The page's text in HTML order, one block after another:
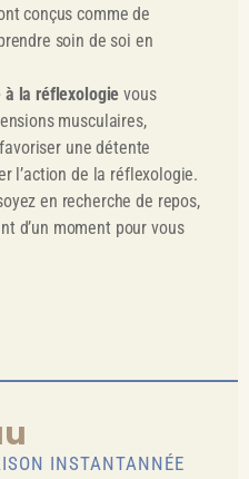
conçus comme de
soin de soi en
à la réflexologie vous
musculaires,
une détente
l’action de la réflexologie.
en recherche de repos,
d’un moment pour vous
INSTANTANNÉE